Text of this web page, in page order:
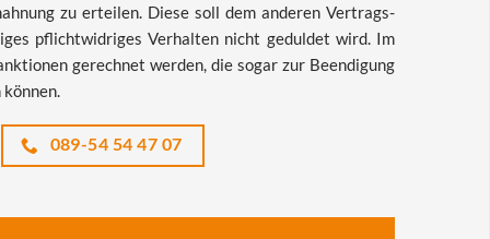
zu er­tei­len. Diese soll dem an­de­ren Ver­trags­
pflicht­wid­ri­ges Ver­hal­ten nicht ge­dul­det wird. Im
ge­rech­net wer­den, die sogar zur Be­en­di­gung
089-54 54 47 07